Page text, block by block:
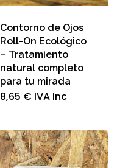
Contorno de Ojos
Roll-On Ecológico
– Tratamiento
natural completo
para tu mirada
8,65 € IVA Inc